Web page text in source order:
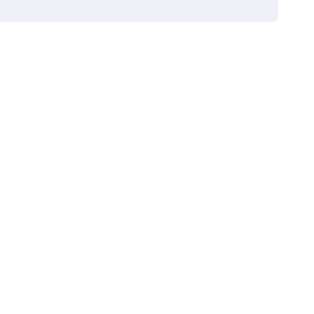
på axelspindeln och möjliggör justering av
hål och mutterspåret och böjs sedan isär för
M24x1.5
axelspindel innan montering. VALERYD:s